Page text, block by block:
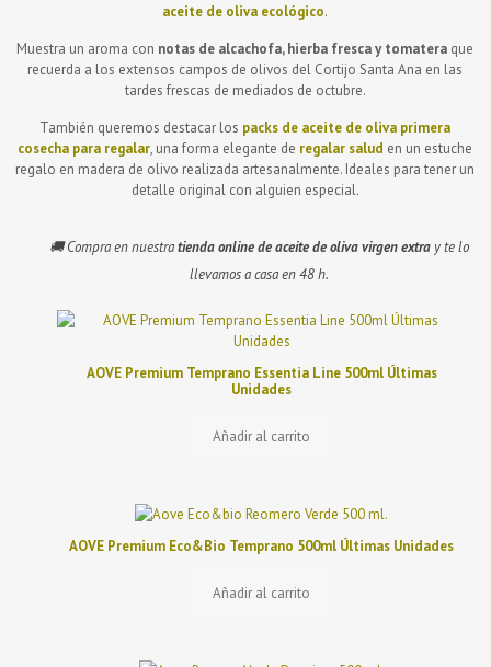
aceite de oliva ecológico.
Muestra un aroma con notas de alcachofa, hierba fresca y tomatera que
recuerda a los extensos campos de olivos del Cortijo Santa Ana en las
tardes frescas de mediados de octubre.
También queremos destacar los packs de aceite de oliva primera
cosecha para regalar, una forma elegante de regalar salud en un estuche
regalo en madera de olivo realizada artesanalmente. Ideales para tener un
detalle original con alguien especial.
🚚 Compra en nuestratienda online de aceite de oliva virgen extray te lo
llevamos a casa en 48 h.
AOVE Premium Temprano Essentia Line 500ml Últimas
Unidades
Añadir al carrito
AOVE Premium Eco&Bio Temprano 500ml Últimas Unidades
Añadir al carrito